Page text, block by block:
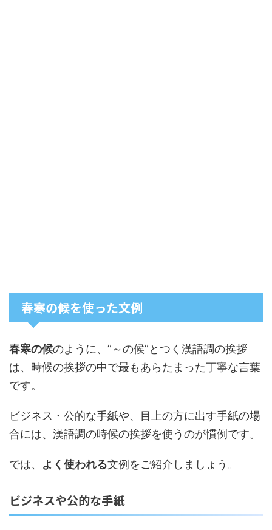
春寒の候を使った文例
春寒の候のように、”～の候”とつく漢語調の挨拶
は、時候の挨拶の中で最もあらたまった丁寧な言葉
です。
ビジネス・公的な手紙や、目上の方に出す手紙の場
合には、漢語調の時候の挨拶を使うのが慣例です。
では、 よく使われる文例 をご紹介しましょう。
ビジネスや公的な手紙